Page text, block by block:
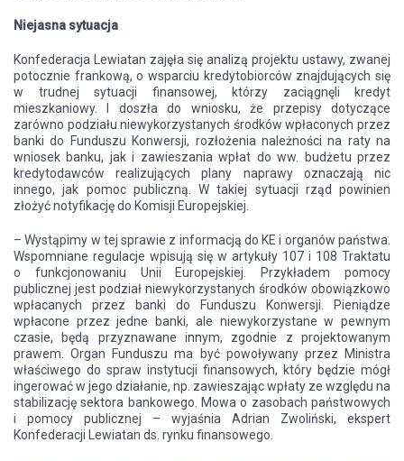
Niejasna sytuacja
Konfederacja Lewiatan zajęła się analizą projektu ustawy, zwanej
potocznie frankową, o wsparciu kredytobiorców znajdujących się
w trudnej sytuacji finansowej, którzy zaciągnęli kredyt
mieszkaniowy. I doszła do wniosku, że przepisy dotyczące
zarówno podziału niewykorzystanych środków wpłaconych przez
banki do Funduszu Konwersji, rozłożenia należności na raty na
wniosek banku, jak i zawieszania wpłat do ww. budżetu przez
kredytodawców realizujących plany naprawy oznaczają nic
innego, jak pomoc publiczną. W takiej sytuacji rząd powinien
złożyć notyfikację do Komisji Europejskiej.
– Wystąpimy w tej sprawie z informacją do KE i organów państwa.
Wspomniane regulacje wpisują się w artykuły 107 i 108 Traktatu
o funkcjonowaniu Unii Europejskiej. Przykładem pomocy
publicznej jest podział niewykorzystanych środków obowiązkowo
wpłacanych przez banki do Funduszu Konwersji. Pieniądze
wpłacone przez jedne banki, ale niewykorzystane w pewnym
czasie, będą przyznawane innym, zgodnie z projektowanym
prawem. Organ Funduszu ma być powoływany przez Ministra
właściwego do spraw instytucji finansowych, który będzie mógł
ingerować w jego działanie, np. zawieszając wpłaty ze względu na
stabilizację sektora bankowego. Mowa o zasobach państwowych
i pomocy publicznej – wyjaśnia Adrian Zwoliński, ekspert
Konfederacji Lewiatan ds. rynku finansowego.